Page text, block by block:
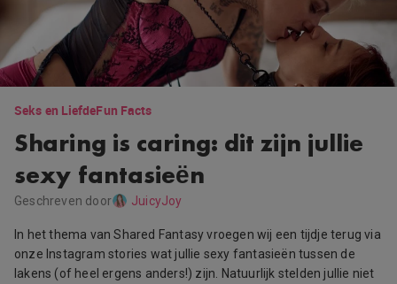
Seks en LiefdeFun Facts
Sharing is caring: dit zijn jullie
sexy fantasieën
Geschreven door JuicyJoy
In het thema van Shared Fantasy vroegen wij een tijdje terug via
onze Instagram stories wat jullie sexy fantasieën tussen de
lakens (of heel ergens anders!) zijn. Natuurlijk stelden jullie niet